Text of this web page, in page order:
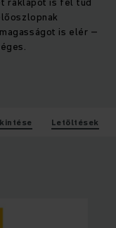
is elér –
Letöltések